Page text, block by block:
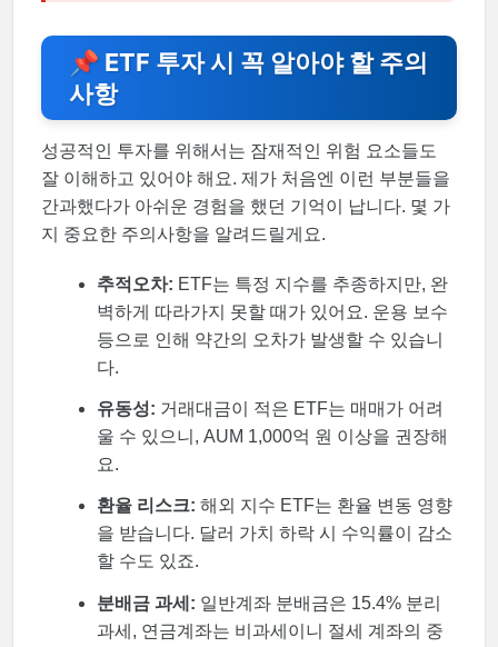
📌 ETF 투자 시 꼭 알아야 할 주의
사항
성공적인 투자를 위해서는 잠재적인 위험 요소들도
잘 이해하고 있어야 해요. 제가 처음엔 이런 부분들을
간과했다가 아쉬운 경험을 했던 기억이 납니다. 몇 가
지 중요한 주의사항을 알려드릴게요.
추적오차: ETF는 특정 지수를 추종하지만, 완
벽하게 따라가지 못할 때가 있어요. 운용 보수
등으로 인해 약간의 오차가 발생할 수 있습니
다.
유동성: 거래대금이 적은 ETF는 매매가 어려
울 수 있으니, AUM 1,000억 원 이상을 권장해
요.
환율 리스크: 해외 지수 ETF는 환율 변동 영향
을 받습니다. 달러 가치 하락 시 수익률이 감소
할 수도 있죠.
분배금 과세: 일반계좌 분배금은 15.4% 분리
과세, 연금계좌는 비과세이니 절세 계좌의 중